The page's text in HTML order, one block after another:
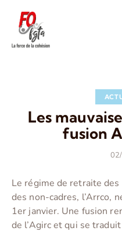
Les
fusion
Le régime de retraite
des non-cadres, l’Arrco,
1er janvier. Une fusion
de l’Agirc et qui se